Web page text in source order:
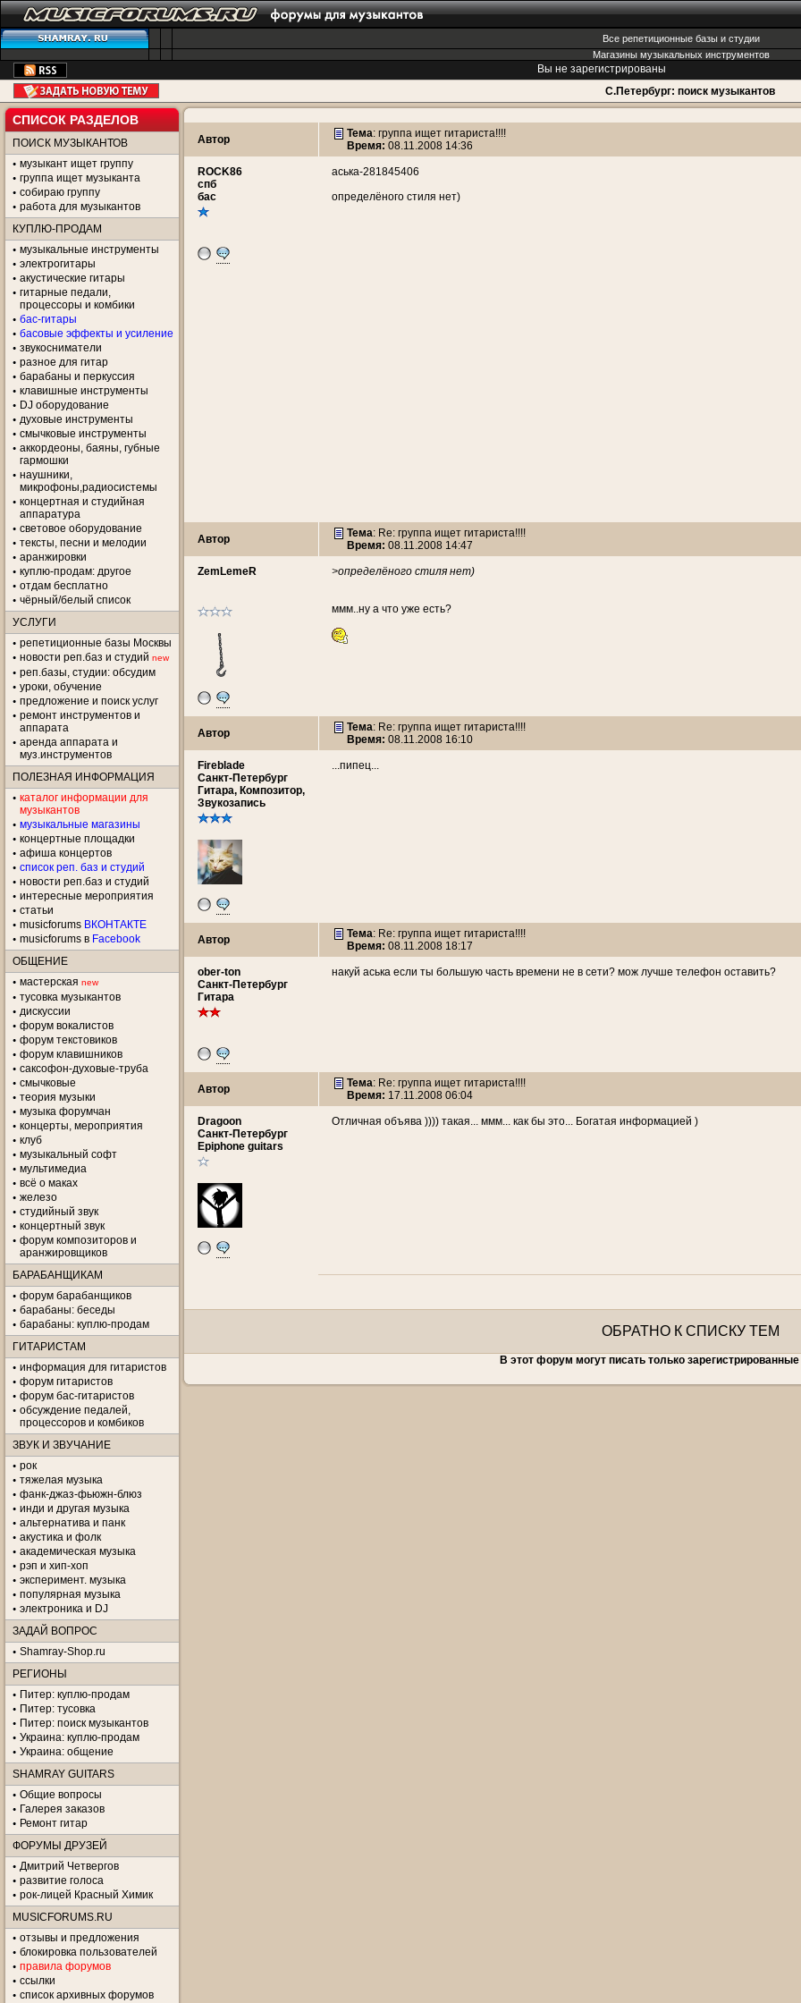
Все репетиционные базы и студии
Магазины музыкальных инструментов
Вы не зарегистрированы
С.Петербург: поиск музыкантов
СПИСОК РАЗДЕЛОВ
ПОИСК МУЗЫКАНТОВ
музыкант ищет группу
группа ищет музыканта
собираю группу
работа для музыкантов
КУПЛЮ-ПРОДАМ
музыкальные инструменты
электрогитары
акустические гитары
гитарные педали,
процессоры и комбики
бас-гитары
басовые эффекты и усиление
звукосниматели
разное для гитар
барабаны и перкуссия
клавишные инструменты
DJ оборудование
духовые инструменты
смычковые инструменты
аккордеоны, баяны, губные
гармошки
наушники,
микрофоны,радиосистемы
концертная и студийная
аппаратура
световое оборудование
тексты, песни и мелодии
аранжировки
куплю-продам: другое
отдам бесплатно
чёрный/белый список
УСЛУГИ
репетиционные базы Москвы
новости реп.баз и студий new
реп.базы, студии: обсудим
уроки, обучение
предложение и поиск услуг
ремонт инструментов и
аппарата
аренда аппарата и
муз.инструментов
ПОЛЕЗНАЯ ИНФОРМАЦИЯ
каталог информации для
музыкантов
музыкальные магазины
концертные площадки
aфиша концертов
список реп. баз и студий
новости реп.баз и студий
интересные мероприятия
статьи
musicforums ВКОНТАКТЕ
musicforums в Facebook
ОБЩЕНИЕ
мастерская new
тусовка музыкантов
дискуссии
форум вокалистов
форум текстовиков
форум клавишников
саксофон-духовые-труба
смычковые
теория музыки
музыка форумчан
концерты, мероприятия
клуб
музыкальный софт
мультимедиа
всё о маках
железо
студийный звук
концертный звук
форум композиторов и
аранжировщиков
БАРАБАНЩИКАМ
форум барабанщиков
барабаны: беседы
барабаны: куплю-продам
ГИТАРИСТАМ
информация для гитаристов
форум гитаристов
форум бас-гитаристов
обсуждение педалей,
процессоров и комбиков
ЗВУК И ЗВУЧАНИЕ
рок
тяжелая музыка
фанк-джаз-фьюжн-блюз
инди и другая музыка
альтернатива и панк
акустика и фолк
академическая музыка
рэп и хип-хоп
эксперимент. музыка
популярная музыка
электроника и DJ
ЗАДАЙ ВОПРОС
Shamray-Shop.ru
РЕГИОНЫ
Питер: куплю-продам
Питер: тусовка
Питер: поиск музыкантов
Украина: куплю-продам
Украина: общение
SHAMRAY GUITARS
Общие вопросы
Галерея заказов
Ремонт гитар
ФОРУМЫ ДРУЗЕЙ
Дмитрий Четвергов
развитие голоса
рок-лицей Красный Химик
MUSICFORUMS.RU
отзывы и предложения
блокировка пользователей
правила форумов
ссылки
список архивных форумов
Автор Тема: группа ищет гитариста!!!!
Время: 08.11.2008 14:36
ROCK86
спб
бас
аська-281845406
определёного стиля нет)
Автор Тема: Re: группа ищет гитариста!!!!
Время: 08.11.2008 14:47
ZemLemeR >определёного стиля нет)
ммм..ну а что уже есть?
Автор Тема: Re: группа ищет гитариста!!!!
Время: 08.11.2008 16:10
Fireblade
Санкт-Петербург
Гитара, Композитор,
Звукозапись
...пипец...
Автор Тема: Re: группа ищет гитариста!!!!
Время: 08.11.2008 18:17
ober-ton
Санкт-Петербург
Гитара
накуй аська если ты большую часть времени не в сети? мож лучше телефон оставить?
Автор Тема: Re: группа ищет гитариста!!!!
Время: 17.11.2008 06:04
Dragoon
Санкт-Петербург
Epiphone guitars
Отличная объява )))) такая... ммм... как бы это... Богатая информацией )
ОБРАТНО К СПИСКУ ТЕМ
В этот форум могут писать только